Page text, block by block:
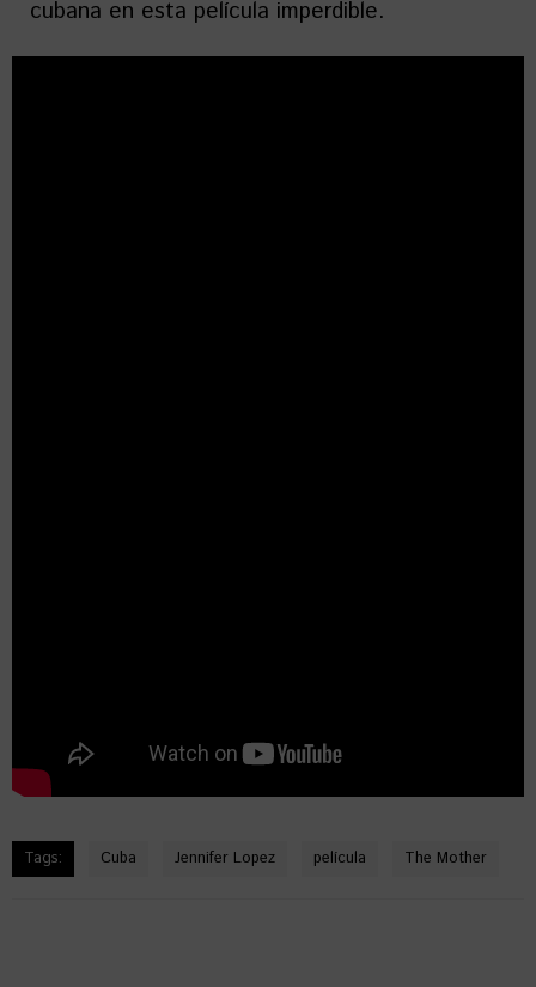
cubana en esta película imperdible.
Tags: Cuba Jennifer Lopez película The Mother